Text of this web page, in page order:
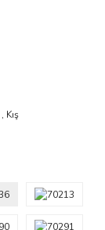
, Kış